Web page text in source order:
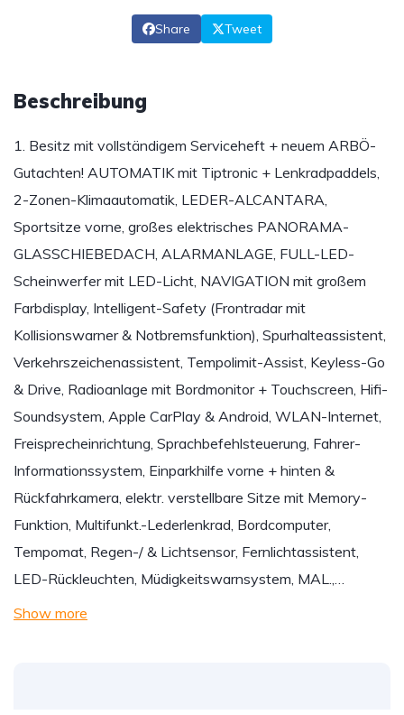
Share Tweet
Beschreibung
1. Besitz mit vollständigem Serviceheft + neuem ARBÖ-
Gutachten! AUTOMATIK mit Tiptronic + Lenkradpaddels,
2-Zonen-Klimaautomatik, LEDER-ALCANTARA,
Sportsitze vorne, großes elektrisches PANORAMA-
GLASSCHIEBEDACH, ALARMANLAGE, FULL-LED-
Scheinwerfer mit LED-Licht, NAVIGATION mit großem
Farbdisplay, Intelligent-Safety (Frontradar mit
Kollisionswarner & Notbremsfunktion), Spurhalteassistent,
Verkehrszeichenassistent, Tempolimit-Assist, Keyless-Go
& Drive, Radioanlage mit Bordmonitor + Touchscreen, Hifi-
Soundsystem, Apple CarPlay & Android, WLAN-Internet,
Freisprecheinrichtung, Sprachbefehlsteuerung, Fahrer-
Informationssystem, Einparkhilfe vorne + hinten &
Rückfahrkamera, elektr. verstellbare Sitze mit Memory-
Funktion, Multifunkt.-Lederlenkrad, Bordcomputer,
Tempomat, Regen-/ & Lichtsensor, Fernlichtassistent,
LED-Rückleuchten, Müdigkeitswarnsystem, MAL.,…
Show more